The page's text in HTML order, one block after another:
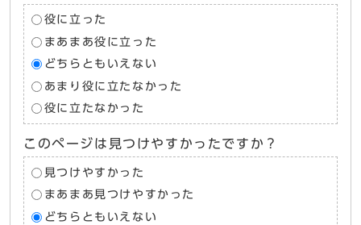
役に立った
まあまあ役に立った
どちらともいえない
あまり役に立たなかった
役に立たなかった
このページは見つけやすかったですか？
見つけやすかった
まあまあ見つけやすかった
どちらともいえない